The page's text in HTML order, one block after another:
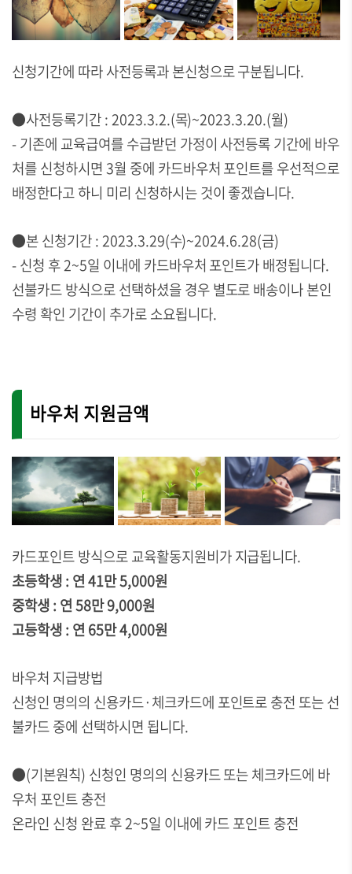
신청기간에 따라 사전등록과 본신청으로 구분됩니다.
●사전등록기간 : 2023.3.2.(목)~2023.3.20.(월)
- 기존에 교육급여를 수급받던 가정이 사전등록 기간에 바우
처를 신청하시면 3월 중에 카드바우처 포인트를 우선적으로
배정한다고 하니 미리 신청하시는 것이 좋겠습니다.
●본 신청기간 : 2023.3.29(수)~2024.6.28(금)
- 신청 후 2~5일 이내에 카드바우처 포인트가 배정됩니다.
선불카드 방식으로 선택하셨을 경우 별도로 배송이나 본인
수령 확인 기간이 추가로 소요됩니다.
바우처 지원금액
카드포인트 방식으로 교육활동지원비가 지급됩니다.
초등학생 : 연 41만 5,000원
중학생 : 연 58만 9,000원
고등학생 : 연 65만 4,000원
바우처 지급방법
신청인 명의의 신용카드·체크카드에 포인트로 충전 또는 선
불카드 중에 선택하시면 됩니다.
●(기본원칙) 신청인 명의의 신용카드 또는 체크카드에 바
우처 포인트 충전
온라인 신청 완료 후 2~5일 이내에 카드 포인트 충전